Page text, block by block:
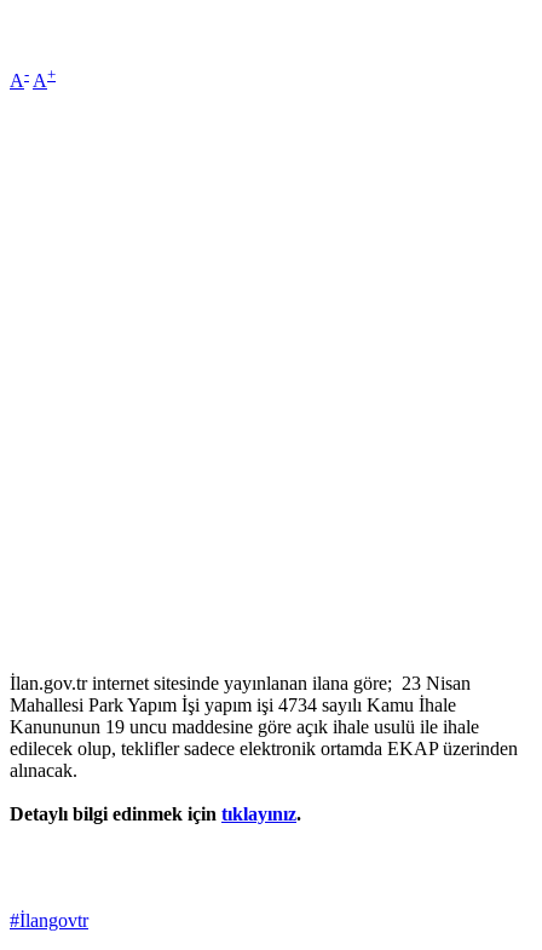
A- A+
İlan.gov.tr internet sitesinde yayınlanan ilana göre; 23 Nisan
Mahallesi Park Yapım İşi yapım işi 4734 sayılı Kamu İhale
Kanununun 19 uncu maddesine göre açık ihale usulü ile ihale
edilecek olup, teklifler sadece elektronik ortamda EKAP üzerinden
alınacak.
Detaylı bilgi edinmek için tıklayınız.
#İlangovtr